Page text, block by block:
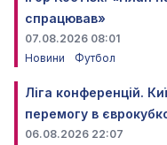
спрацював»
07.08.2026 08:01
Новини
Футбол
Ліга конференцій.
перемогу в
06.08.2026 22:07